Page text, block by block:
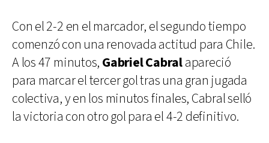
Con el 2-2 en el marcador, el segundo tiempo
comenzó con una renovada actitud para Chile.
A los 47 minutos, Gabriel Cabralapareció
para marcar el tercer gol tras una gran jugada
colectiva, y en los minutos finales, Cabral selló
la victoria con otro gol para el 4-2 definitivo.